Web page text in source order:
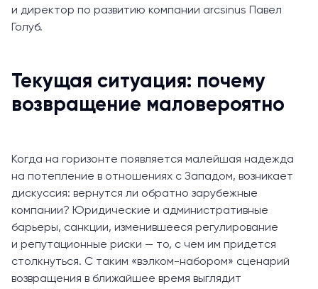
и директор по развитию компании arcsinus Павел
Голуб.
Текущая ситуация: почему
возвращение маловероятно
Когда на горизонте появляется малейшая надежда
на потепление в отношениях с Западом, возникает
дискуссия: вернутся ли обратно зарубежные
компании? Юридические и административные
барьеры, санкции, изменившееся регулирование
и репутационные риски — то, с чем им придется
столкнуться. С таким «вэлком-набором» сценарий
возвращения в ближайшее время выглядит